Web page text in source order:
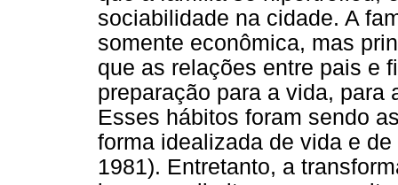
sociabilidade na cidade. A
somente econômica, mas
que as relações entre pais e
preparação para a vida, para
Esses hábitos foram sendo
forma idealizada de vida e
1981). Entretanto, a